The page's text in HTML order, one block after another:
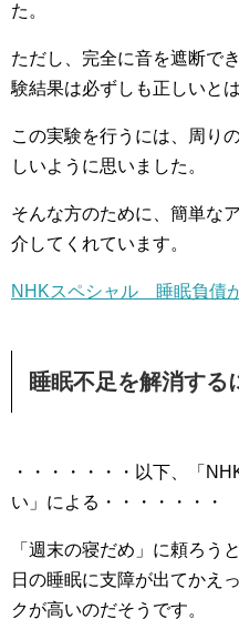
た。
ただし、完全に音を遮断で
験結果は必ずしも正しいと
この実験を行うには、周り
しいように思いました。
そんな方のために、簡単な
介してくれています。
NHKスペシャル 睡眠負債
睡眠不足を解消する
・・・・・・・以下、「
い」による・・・・・・・
「週末の寝だめ」に頼ろう
日の睡眠に支障が出てかえ
クが高いのだそうです。